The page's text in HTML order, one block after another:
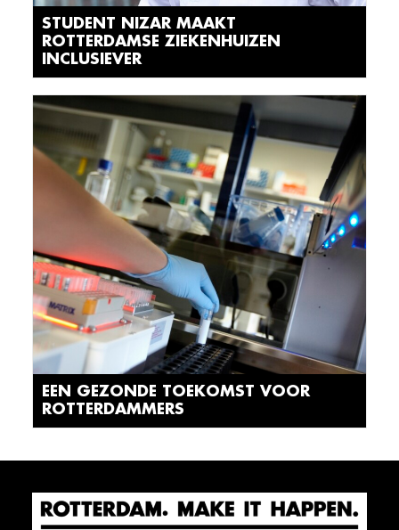
STUDENT NIZAR MAAKT
ROTTERDAMSE ZIEKENHUIZEN
INCLUSIEVER
EEN GEZONDE TOEKOMST VOOR
ROTTERDAMMERS